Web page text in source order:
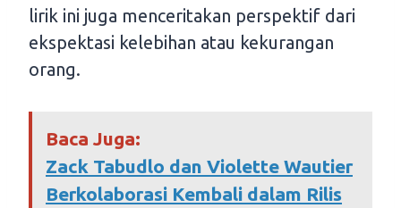
lirik ini juga menceritakan perspektif dari
ekspektasi kelebihan atau kekurangan
orang.
Baca Juga:
Zack Tabudlo dan Violette Wautier
Berkolaborasi Kembali dalam Rilis